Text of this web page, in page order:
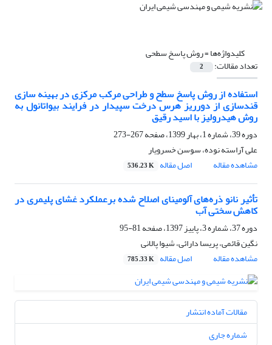
کلیدواژه‌ها =روش پاسخ سطحی
تعداد مقالات: 2
استفاده از روش پاسخ سطح و طراحی مرکب مرکزی در بهینه سازی
قندسازی از دورریز هرس درخت سپیدار در فرایند بیواتانول به
روش هیدرولیز با اسید رقیق
دوره 39، شماره 1، بهار 1399، صفحه
267-273
علی آراسته نوده، سوسن خسرویار
مشاهده مقاله
اصل مقاله 536.23 K
تأثیر نانو ذره‌های آلومینای اصلاح شده برعملکرد غشای پلیمری در
کاهش سختی آب
دوره 37، شماره 3، پاییز 1397، صفحه
81-95
نگین قائمی، پریسا دارائی، شیوا پالانی
مشاهده مقاله
اصل مقاله 785.33 K
مقالات آماده انتشار
شماره جاری